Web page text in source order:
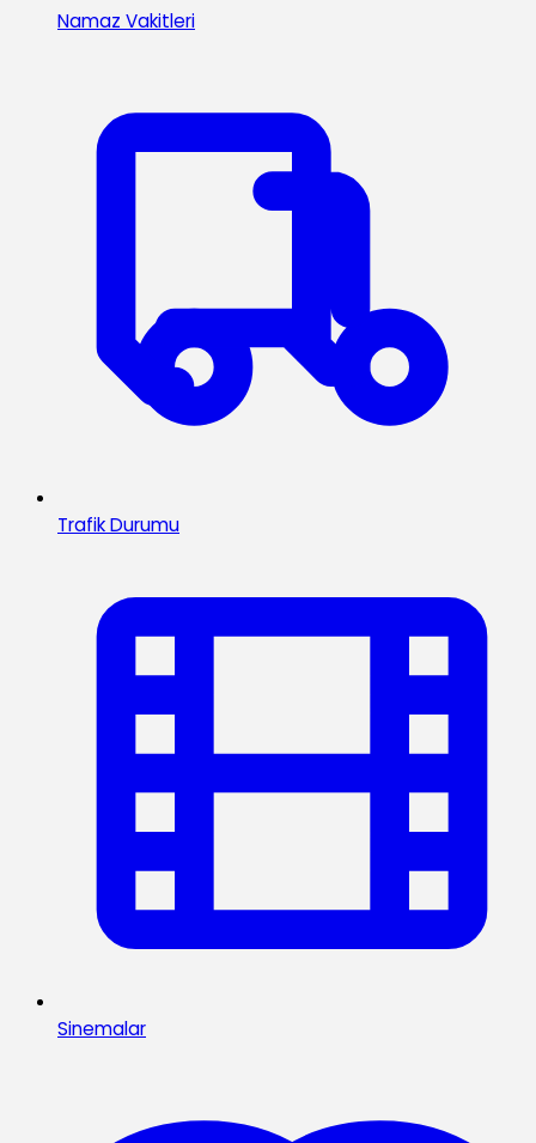
Namaz Vakitleri
Trafik Durumu
Sinemalar